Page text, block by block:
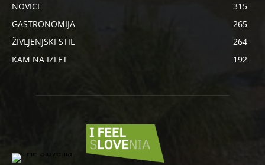
NOVICE
315
GASTRONOMIJA
265
ŽIVLJENJSKI STIL
264
KAM NA IZLET
192